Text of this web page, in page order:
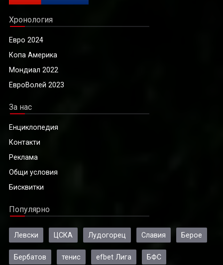
Хронология
Евро 2024
Копа Америка
Мондиал 2022
ЕвроВолей 2023
За нас
Енциклопедия
Контакти
Реклама
Общи условия
Бисквитки
Популярно
Левски ЦСКА Лудогорец Славия Берое
Бербатов тенис efbet Лига БФС